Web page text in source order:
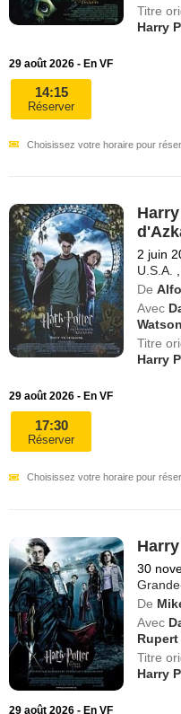
Titre
Harry
29 août 2026 - En VF
14:15
Réserver
Choisissez votre horaire pour
2 juin
U.S.A.
De
Avec
Watson
Titre
Harry
29 août 2026 - En VF
17:30
Réserver
Choisissez votre horaire pour
30
De
Avec
Titre
Harry
29 août 2026 - En VF